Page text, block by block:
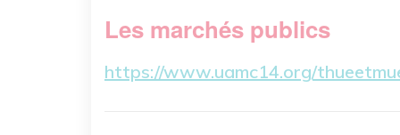
Les marchés publics
https://www.uamc14.org/